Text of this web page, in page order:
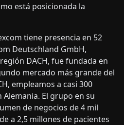
está posicionada la
tiene presencia en 52
Deutschland GmbH,
DACH, fue fundada en
mercado más grande del
empleamos a casi 300
El grupo en su
de negocios de 4 mil
a 2,5 millones de pacientes